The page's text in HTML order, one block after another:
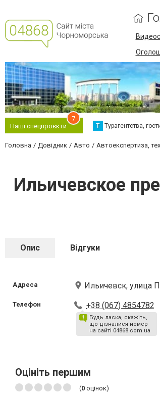
Наші спецпроєкти
7
Т Турагентства,
Головна Довідник Авто Автоекспертиза,
Ильичевское
Опис Відгуки
Адреса Ильичевск, улица
Телефон +38 (067) 4854782
Будь ласка, скажіть,
що дізналися номер
на сайті 04868.com.ua
Оцініть першим
(0 оцінок)